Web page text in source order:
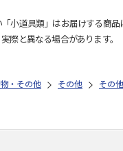
小道具類」はお届けする商品
際と異なる場合があります。
・その他 その他 その他